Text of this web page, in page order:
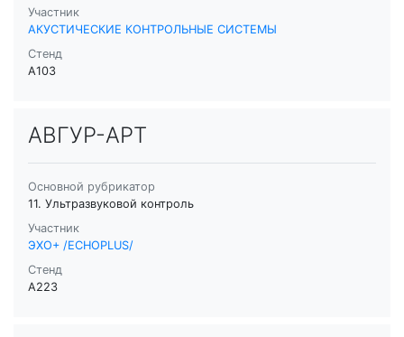
Участник
АКУСТИЧЕСКИЕ КОНТРОЛЬНЫЕ СИСТЕМЫ
Стенд
A103
АВГУР-АРТ
Основной рубрикатор
11. Ультразвуковой контроль
Участник
ЭХО+ /ECHOPLUS/
Стенд
A223